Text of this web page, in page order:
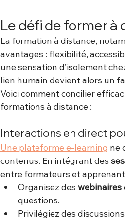
Le défi de former à
La formation à distance,
avantages : flexibilité,
une sensation d’isolement
lien humain devient alors un
Voici comment concilier
formations à distance :
Interactions en direct
Une plateforme e-learning ne
contenus. En intégrant des
entre formateurs et
Organisez des webinaires
questions.
Privilégiez des